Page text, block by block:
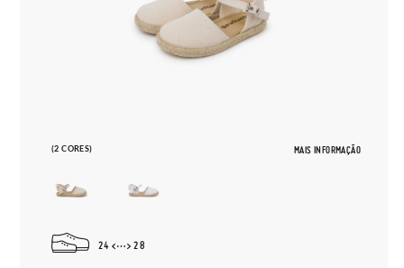
(2 CORES) MAIS INFORMAÇÃO
24 28